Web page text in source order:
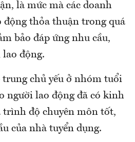
là mức mà các doanh
động thỏa thuận trong quá
bảo đáp ứng nhu cầu,
lao động.
chủ yếu ở nhóm tuổi
người lao động đã có kinh
trình độ chuyên môn tốt,
của nhà tuyển dụng.